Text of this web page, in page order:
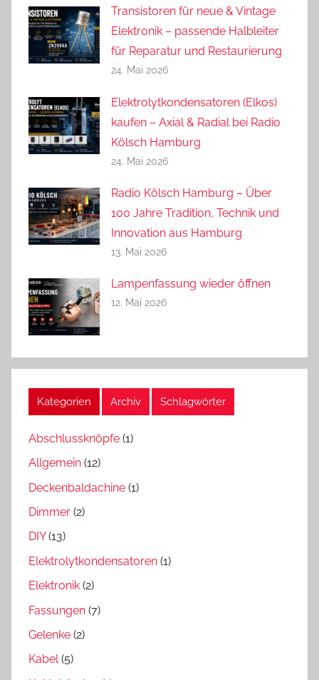
Transistoren für neue & Vintage
Elektronik – passende Halbleiter
für Reparatur und Restaurierung
24. Mai 2026
Elektrolytkondensatoren (Elkos)
kaufen – Axial & Radial bei Radio
Kölsch Hamburg
24. Mai 2026
Radio Kölsch Hamburg – Über
100 Jahre Tradition, Technik und
Innovation aus Hamburg
13. Mai 2026
Lampenfassung wieder öffnen
12. Mai 2026
Kategorien Archiv Schlagwörter
Abschlussknöpfe (1)
Allgemein (12)
Deckenbaldachine (1)
Dimmer (2)
DIY(13)
Elektrolytkondensatoren (1)
Elektronik (2)
Fassungen (7)
Gelenke (2)
Kabel(5)